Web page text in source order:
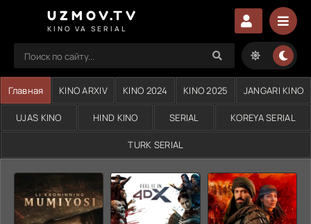
UZMOV.TV
KINO VA SERIAL
Главная KINO ARXIV KINO 2024 KINO 2025 JANGARI KINO
UJAS KINO HIND KINO SERIAL KOREYA SERIAL
TURK SERIAL